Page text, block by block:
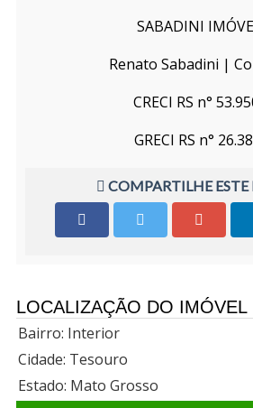
SABADINI
Renato Sabadini |
CRECI RS n°
GRECI RS n°
COMPARTILHE
LOCALIZAÇÃO DO IMÓVEL
Bairro: Interior
Cidade: Tesouro
Estado: Mato Grosso